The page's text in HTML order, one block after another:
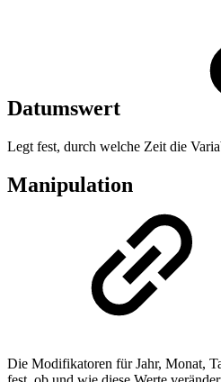
Datumswert
Legt fest, durch welche Zeit die
Manipulation
Die Modifikatoren für Jahr, Monat,